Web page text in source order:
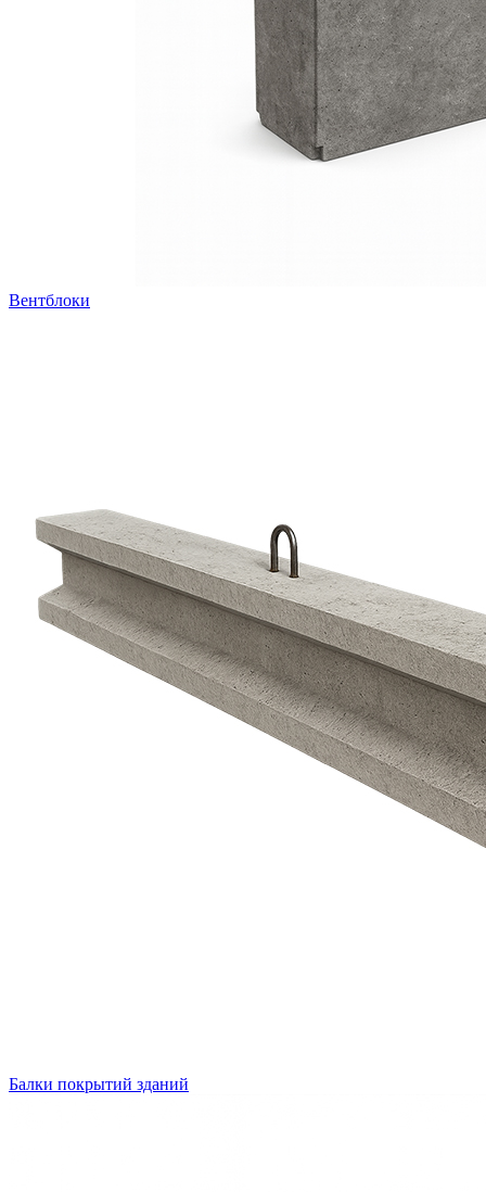
Вентблоки
Балки покрытий зданий